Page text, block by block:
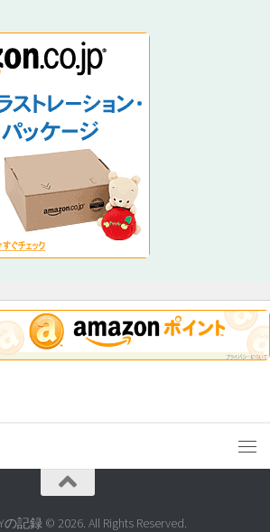
の記録 © 2026. All Rights Reserved.